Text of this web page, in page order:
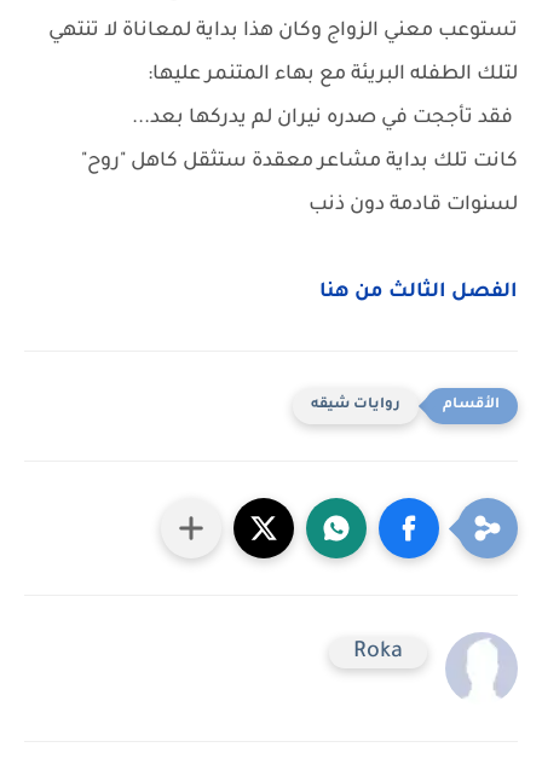
تستوعب معني الزواج وكان هذا بداية لمعاناة لا تنتهي
لتلك الطفله البريئة مع بهاء المتنمر عليها:
فقد تأججت في صدره نيران لم يدركها بعد...
كانت تلك بداية مشاعر معقدة ستثقل كاهل "روح"
لسنوات قادمة دون ذنب
الفصل الثالث من هنا
روايات شيقه
Roka